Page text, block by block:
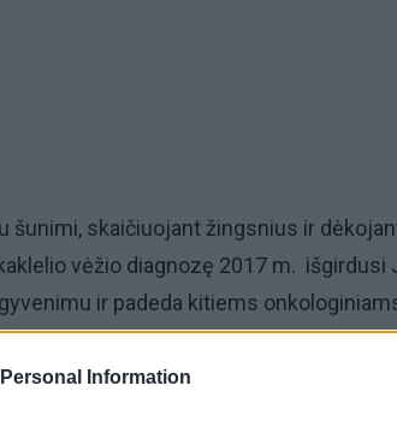
Information
šunimi, skaičiuojant žingsnius ir
vėžio diagnozę 2017 m. išgirdusi
ir padeda kitiems
iki šio gyvenimo taško nebuvo